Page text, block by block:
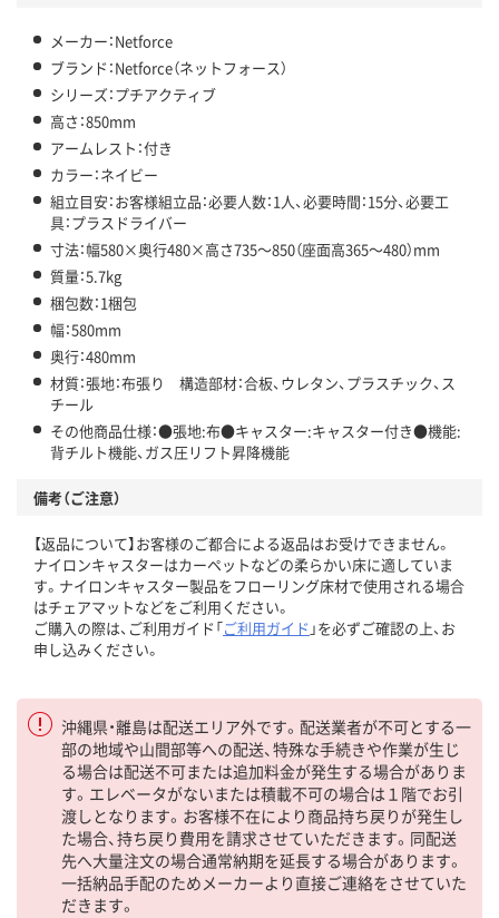
メーカー：Netforce
ブランド：Netforce（ネットフォース）
シリーズ：プチアクティブ
高さ：850mm
アームレスト：付き
カラー：ネイビー
組立目安：お客様組立品：必要人数：1人、必要時間：15分、必要工
具：プラスドライバー
寸法：幅580×奥行480×高さ735～850（座面高365～480）mm
質量：5.7kg
梱包数：1梱包
幅：580mm
奥行：480mm
材質：張地：布張り 構造部材：合板、ウレタン、プラスチック、ス
チール
その他商品仕様：●張地:布●キャスター:キャスター付き●機能:
背チルト機能、ガス圧リフト昇降機能
備考（ご注意）
【返品について】お客様のご都合による返品はお受けできません。
ナイロンキャスターはカーペットなどの柔らかい床に適していま
す。ナイロンキャスター製品をフローリング床材で使用される場合
はチェアマットなどをご利用ください。
ご購入の際は、ご利用ガイド「ご利用ガイド 」を必ずご確認の上、お
申し込みください。
沖縄県・離島は配送エリア外です。配送業者が不可とする一
部の地域や山間部等への配送、特殊な手続きや作業が生じ
る場合は配送不可または追加料金が発生する場合がありま
す。エレベータがないまたは積載不可の場合は１階でお引
渡しとなります。お客様不在により商品持ち戻りが発生し
た場合、持ち戻り費用を請求させていただきます。同配送
先へ大量注文の場合通常納期を延長する場合があります。
一括納品手配のためメーカーより直接ご連絡をさせていた
だきます。